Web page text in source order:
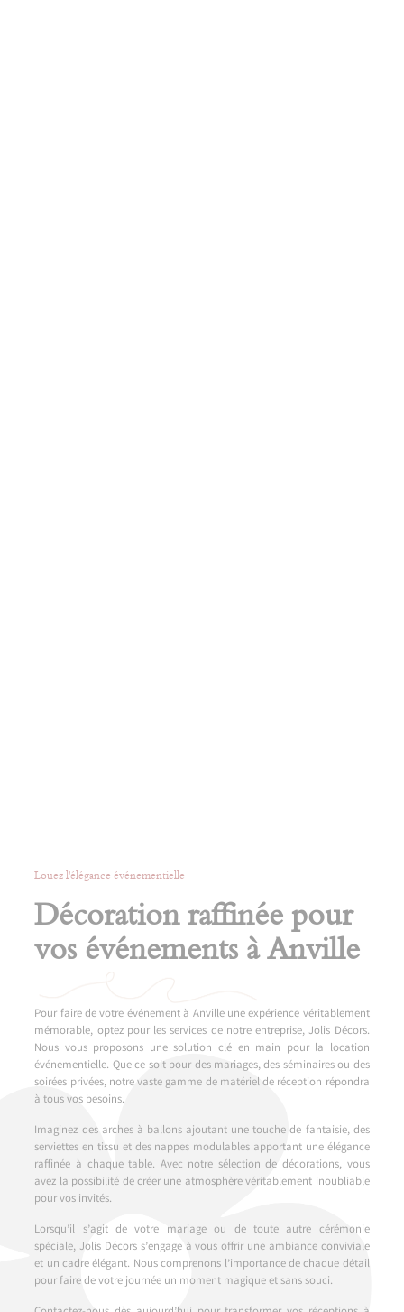
Louez l'élégance événementielle
Décoration raffinée pour
vos événements à Anville
Pour faire de votre événement à Anville une expérience véritablement
mémorable, optez pour les services de notre entreprise, Jolis Décors.
Nous vous proposons une solution clé en main pour la location
événementielle. Que ce soit pour des mariages, des séminaires ou des
soirées privées, notre vaste gamme de matériel de réception répondra
à tous vos besoins.
Imaginez des arches à ballons ajoutant une touche de fantaisie, des
serviettes en tissu et des nappes modulables apportant une élégance
raffinée à chaque table. Avec notre sélection de décorations, vous
avez la possibilité de créer une atmosphère véritablement inoubliable
pour vos invités.
Lorsqu’il s’agit de votre mariage ou de toute autre cérémonie
spéciale, Jolis Décors s’engage à vous offrir une ambiance conviviale
et un cadre élégant. Nous comprenons l’importance de chaque détail
pour faire de votre journée un moment magique et sans souci.